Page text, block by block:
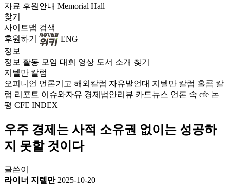
자료 후원안내 Memorial Hall
찾기
사이트맵 검색
후원하기
ENG
정보
정보 활동 모임 대회 영상 도서 소개 찾기
지텔만 칼럼
오피니언 언론기고 해외칼럼 자유발언대 지텔만 칼럼 홀콤 칼
럼 리포트 이슈와자유 경제법안리뷰 카드뉴스 언론 속 cfe 논
평 CFE INDEX
우주 경제는 사적 소유권 없이는 성공하
지 못할 것이다
글쓴이
라이너 지텔만 2025-10-20